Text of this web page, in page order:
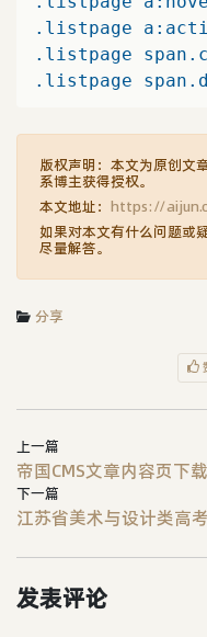
.listpage
a
.listpage
span
.listpage
span
版权声明：本文为原创文
系博主获得授权。
本文地址： https://
如果对本文有什么问题或
尽量解答。
分享
上一篇
帝国CMS文章内容页下
下一篇
江苏省美术与设计类高
发表评论